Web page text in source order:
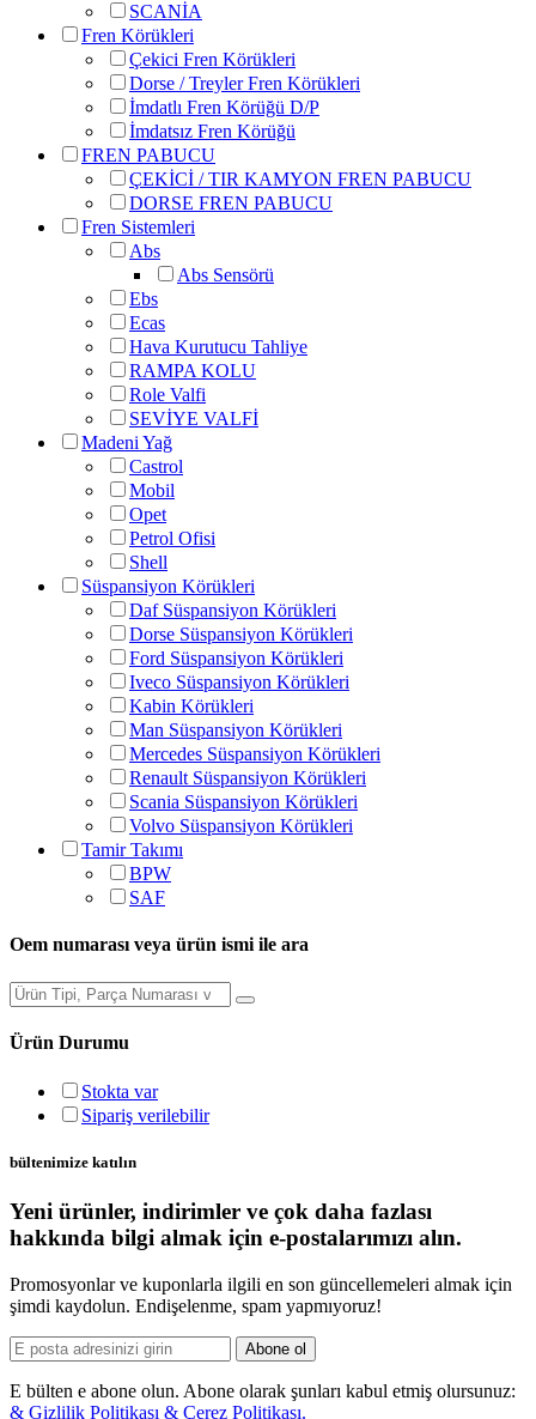
SCANİA
Fren Körükleri
Çekici Fren Körükleri
Dorse / Treyler Fren Körükleri
İmdatlı Fren Körüğü D/P
İmdatsız Fren Körüğü
FREN PABUCU
ÇEKİCİ / TIR KAMYON FREN PABUCU
DORSE FREN PABUCU
Fren Sistemleri
Abs
Abs Sensörü
Ebs
Ecas
Hava Kurutucu Tahliye
RAMPA KOLU
Role Valfi
SEVİYE VALFİ
Madeni Yağ
Castrol
Mobil
Opet
Petrol Ofisi
Shell
Süspansiyon Körükleri
Daf Süspansiyon Körükleri
Dorse Süspansiyon Körükleri
Ford Süspansiyon Körükleri
Iveco Süspansiyon Körükleri
Kabin Körükleri
Man Süspansiyon Körükleri
Mercedes Süspansiyon Körükleri
Renault Süspansiyon Körükleri
Scania Süspansiyon Körükleri
Volvo Süspansiyon Körükleri
Tamir Takımı
BPW
SAF
Oem numarası veya ürün ismi ile ara
Ürün Durumu
Stokta var
Sipariş verilebilir
bültenimize katılın
Yeni ürünler, indirimler ve çok daha fazlası
hakkında bilgi almak için e-postalarımızı alın.
Promosyonlar ve kuponlarla ilgili en son güncellemeleri almak için
şimdi kaydolun. Endişelenme, spam yapmıyoruz!
Abone ol
E bülten e abone olun. Abone olarak şunları kabul etmiş olursunuz:
& Gizlilik Politikası & Çerez Politikası.